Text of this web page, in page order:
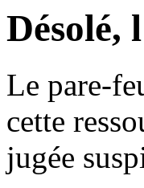
Désolé,
Le pare-
cette
jugée